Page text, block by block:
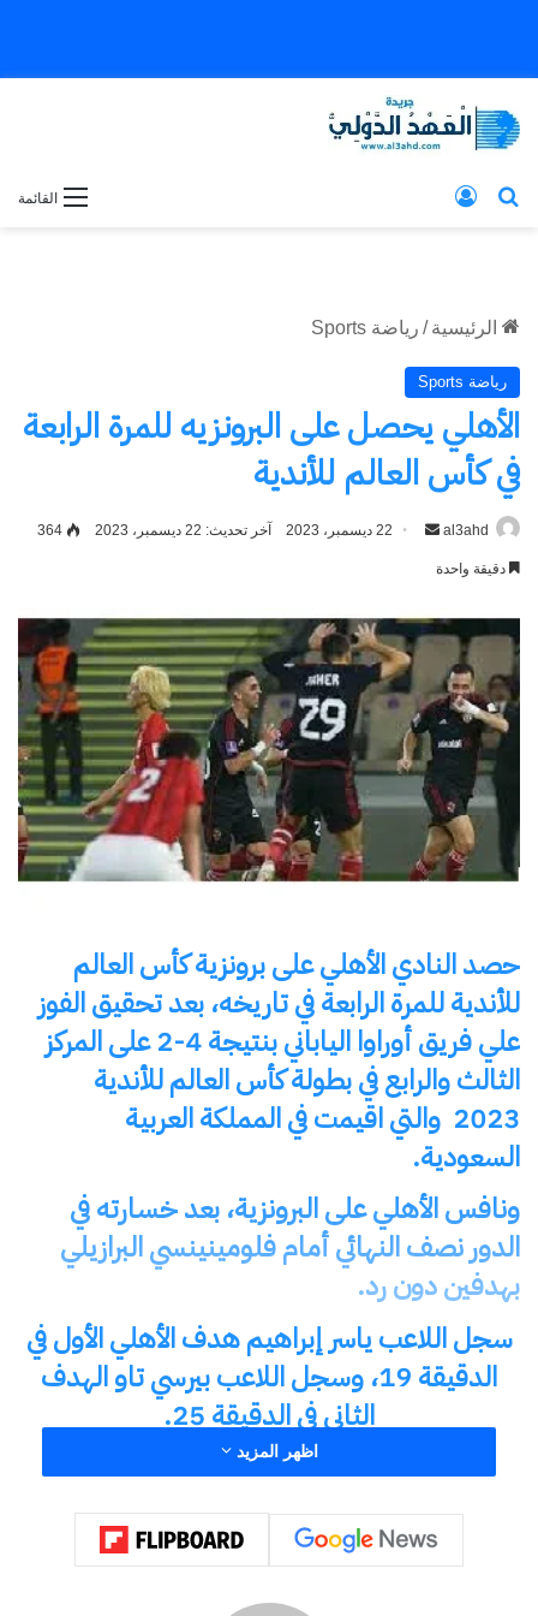
القائمة بحث عن
الرئيسية / رياضة Sports
رياضة Sports
الأهلي يحصل على البرونزيه للمرة الرابعة
في كأس العالم للأندية
al3ahd
أرسل 22 ديسمبر، 2023 آخر تحديث: 22 ديسمبر، 2023 364
دقيقة واحدة
حصد النادي الأهلي على برونزية كأس العالم
للأندية للمرة الرابعة في تاريخه، بعد تحقيق الفوز
علي فريق أوراوا الياباني بنتيجة 4-2 على المركز
الثالث والرابع في بطولة كأس العالم للأندية
2023 والتي اقيمت في المملكة العربية
السعودية.
ونافس الأهلي على البرونزية، بعد خسارته في
الدور نصف النهائي أمام فلومينينسي البرازيلي
بهدفين دون رد.
سجل اللاعب ياسر إبراهيم هدف الأهلي الأول في
الدقيقة 19، وسجل اللاعب بيرسي تاو الهدف
الثاني في الدقيقة 25.
وسجل لاعب فريق أوراوا الياباني «كانتي» الهدف الأول لناديه
في الدقيقة 43.
اظهر المزيد